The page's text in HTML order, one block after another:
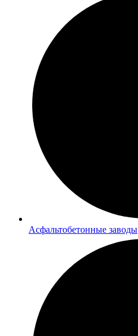
Асфальтобетонные заводы